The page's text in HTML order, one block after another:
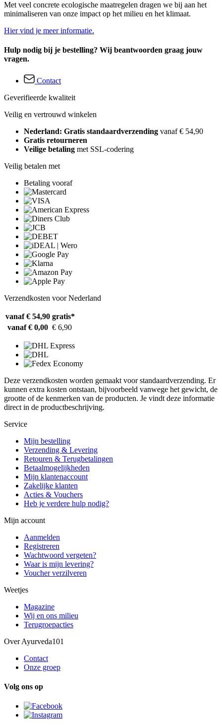
Met veel concrete ecologische maatregelen dragen we bij aan het
minimaliseren van onze impact op het milieu en het klimaat.
Hier vind je meer informatie.
Hulp nodig bij je bestelling? Wij beantwoorden graag jouw
vragen.
Contact
Geverifieerde kwaliteit
Veilig en vertrouwd winkelen
Nederland: Gratis standaardverzending vanaf € 54,90
Gratis retourneren
Veilige betaling met SSL-codering
Veilig betalen met
Betaling vooraf
Verzendkosten voor Nederland
vanaf € 54,90 gratis*
vanaf € 0,00 € 6,90
Deze verzendkosten worden gemaakt voor standaardverzending. Er
kunnen extra kosten ontstaan, bijvoorbeeld vanwege het gewicht, de
grootte of de kenmerken van de producten. Je vindt deze informatie
direct in de productbeschrijving.
Service
Mijn bestelling
Verzending & Levering
Retouren & Terugbetalingen
Betaalmogelijkheden
Mijn klantenaccount
Zakelijke klanten
Acties & Vouchers
Heb je verdere hulp nodig?
Mijn account
Aanmelden
Registreren
Wachtwoord vergeten?
Waar is mijn levering?
Voucher verzilveren
Weetjes
Magazine
Wij en ons milieu
Terugroepacties
Over Ayurveda101
Contact
Onze groep
Volg ons op